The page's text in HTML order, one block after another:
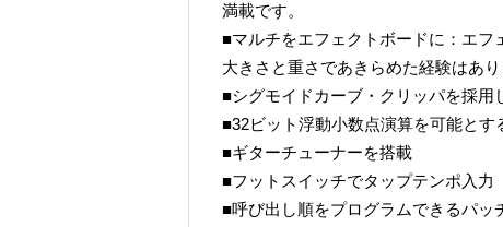
満載です。
■マルチをエフェクトボードに：エフ
大きさと重さであきらめた経験はあ
■シグモイドカーブ・クリッパを採用
■32ビット浮動小数点演算を可能とす
■ギターチューナーを搭載
■フットスイッチでタップテンポ入力
■呼び出し順をプログラムできるパッ